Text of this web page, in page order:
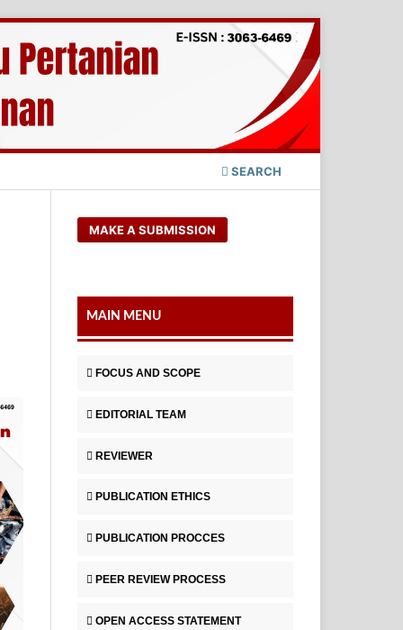
SEARCH
MAKE A SUBMISSION
MAIN MENU
FOCUS AND SCOPE
EDITORIAL TEAM
REVIEWER
PUBLICATION ETHICS
PUBLICATION PROCCES
PEER REVIEW PROCESS
OPEN ACCESS STATEMENT